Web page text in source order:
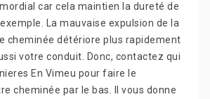
car cela maintien la dureté de
La mauvaise expulsion de la
cheminée détériore plus rapidement
votre conduit. Donc, contactez qui
En Vimeu pour faire le
cheminée par le bas. Il vous donne